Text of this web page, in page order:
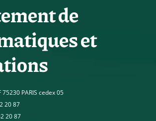
de
et
PARIS cedex 05
20 87
20 87